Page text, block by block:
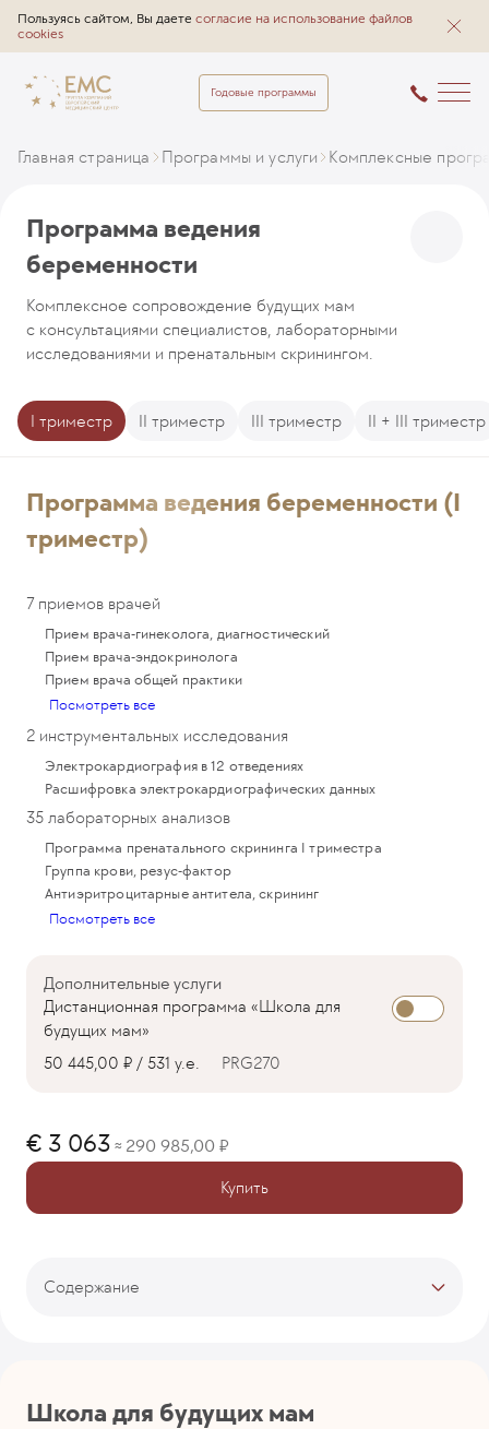
Пользуясь сайтом, Вы даете согласие на использование файлов
cookies
Годовые программы
Главная страница Программы и услуги Комплексные
Программа ведения
беременности
Комплексное сопровождение будущих мам
с консультациями специалистов, лабораторными
исследованиями и пренатальным скринингом.
I триместр II триместр III триместр II + III триместр
Программа ведения беременности (I
триместр)
7 приемов врачей
Прием врача-гинеколога, диагностический
Прием врача-эндокринолога
Прием врача общей практики
Посмотреть все
2 инструментальных исследования
Электрокардиография в 12 отведениях
Расшифровка электрокардиографических данных
35 лабораторных анализов
Программа пренатального скрининга I триместра
Группа крови, резус-фактор
Aнтиэритроцитарные антитела, скрининг
Посмотреть все
Дополнительные услуги
Дистанционная программа «Школа для
будущих мам»
50 445,00 ₽ / 531 у.е.
PRG270
Купить
3 063 ≈ 290 985,00
Содержание
Рекомендуемые программы
Школа для будущих мам